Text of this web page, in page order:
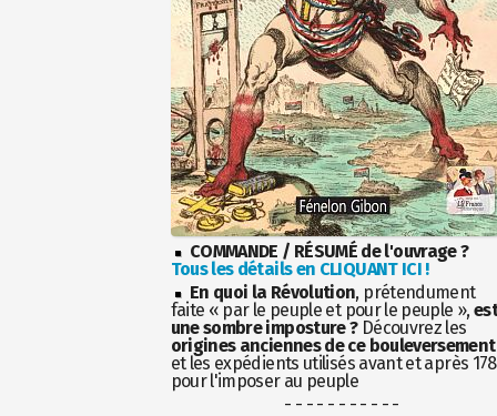
COMMANDE / RÉSUMÉ de l'ouvrage ?
Tous les détails en CLIQUANT ICI !
En quoi la Révolution, prétendument
faite « par le peuple et pour le peuple »,
une sombre imposture ?Découvrez les
origines anciennes de ce bouleversement
et les expédients utilisés avant et après
pour l'imposer au peuple
- - - - - - - - - - -